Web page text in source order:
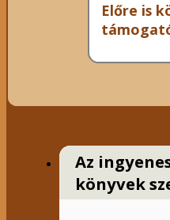
Előre is
Az
könyvek